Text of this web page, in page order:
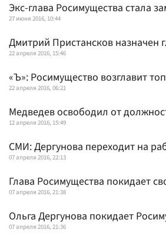
Экс-глава Росимущества стала
27 июня 2016, 10:44
Дмитрий Пристансков назначен
22 апреля 2016, 15:46
«Ъ»: Росимущество возглавит
22 апреля 2016, 06:21
Медведев освободил от
12 апреля 2016, 15:49
СМИ: Дергунова переходит на
07 апреля 2016, 22:13
Глава Росимущества покидает
07 апреля 2016, 21:38
Ольга Дергунова покидает
07 апреля 2016, 21:36